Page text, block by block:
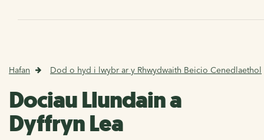
Hafan Dod o hyd i lwybr ar y Rhwydwaith Beicio Cenedlaethol
Dociau Llundain a
Dyffryn Lea